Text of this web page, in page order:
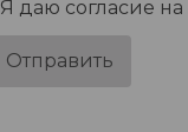
Я даю согласие на